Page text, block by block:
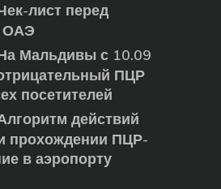
лист перед
ОАЭ
Мальдивы с 10.09
ПЦР
посетителей
действий
прохождении ПЦР-
в аэропорту